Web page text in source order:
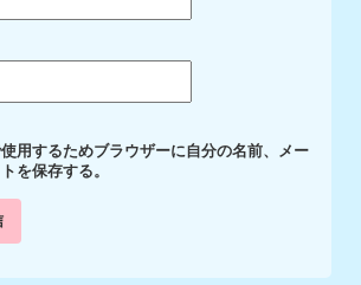
用するためブラウザーに自分の名前、メー
を保存する。